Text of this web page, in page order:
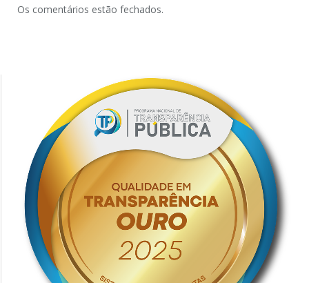
Os comentários estão fechados.